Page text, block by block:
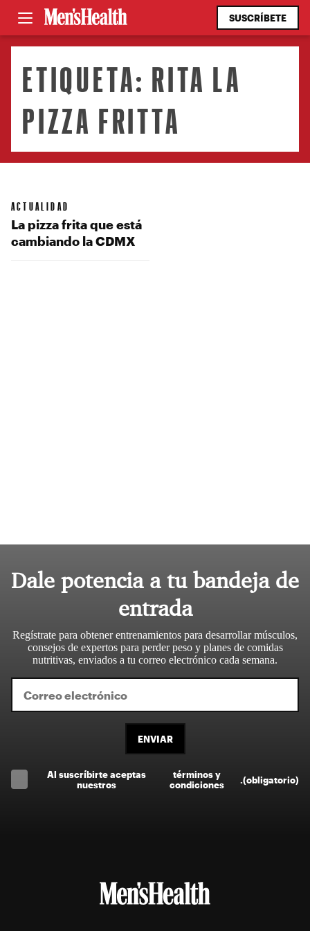
SUSCRÍBETE
ETIQUETA: RITA LA
PIZZA FRITTA
ACTUALIDAD
La pizza frita que está
cambiando la CDMX
Dale potencia a tu bandeja de
entrada
Regístrate para obtener entrenamientos para desarrollar músculos,
consejos de expertos para perder peso y planes de comidas
nutritivas, enviados a tu correo electrónico cada semana.
ENVIAR
Al suscríbirte aceptas
nuestros
términos y
condiciones
(obligatorio)